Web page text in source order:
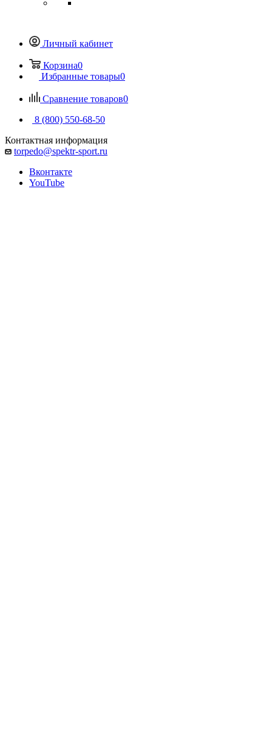
Личный кабинет
Корзина0
Избранные товары0
Сравнение товаров0
8 (800) 550-68-50
Контактная информация
torpedo@spektr-sport.ru
Вконтакте
YouTube